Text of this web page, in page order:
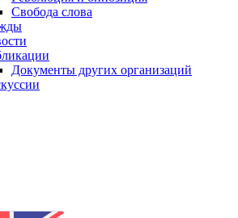
Свобода слова
Документы других организаций